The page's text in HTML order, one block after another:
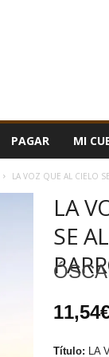
PAGAR MI
LA VOZ QUE AL CIELO
LA
SE
11,54
Título: LA